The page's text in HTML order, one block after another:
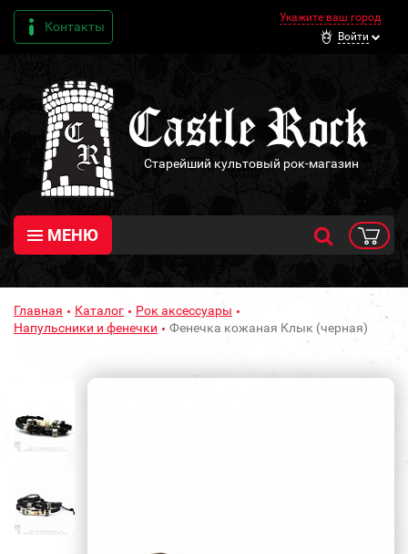
Контакты
Укажите ваш город
Войти
Старейший культовый рок-магазин
МЕНЮ
Главная Каталог
Рок аксессуары
Напульсники и фенечки
Фенечка кожаная Клык (черная)